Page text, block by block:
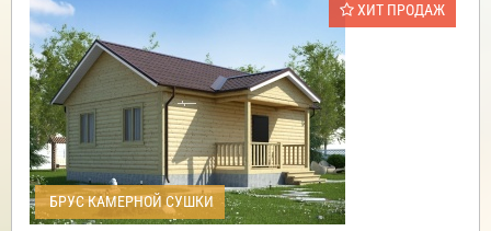
ХИТ ПРОДАЖ
БРУС КАМЕРНОЙ СУШКИ